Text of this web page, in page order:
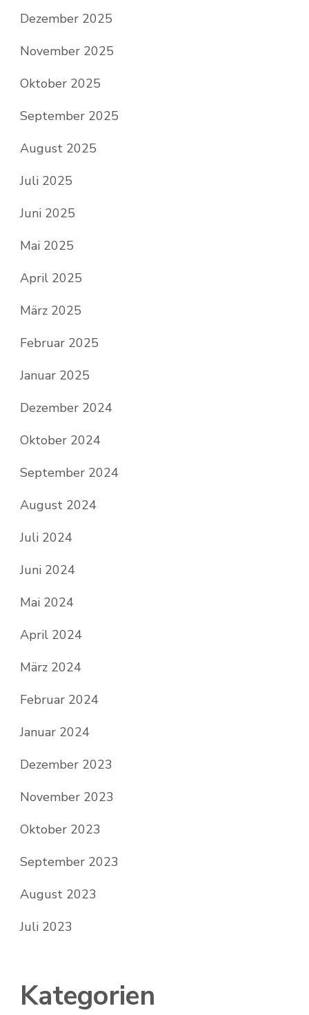
Dezember 2025
November 2025
Oktober 2025
September 2025
August 2025
Juli 2025
Juni 2025
Mai 2025
April 2025
März 2025
Februar 2025
Januar 2025
Dezember 2024
Oktober 2024
September 2024
August 2024
Juli 2024
Juni 2024
Mai 2024
April 2024
März 2024
Februar 2024
Januar 2024
Dezember 2023
November 2023
Oktober 2023
September 2023
August 2023
Juli 2023
Kategorien